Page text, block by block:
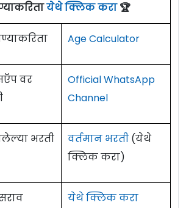
येथे क्लिक करा🏆
Age Calculator
वर
Official WhatsApp
Channel
भरती
वर्तमान भरती (येथे
क्लिक करा)
येथे क्लिक करा